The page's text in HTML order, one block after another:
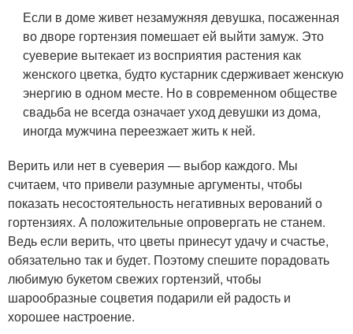
Если в доме живет незамужняя девушка, посаженная
во дворе гортензия помешает ей выйти замуж. Это
суеверие вытекает из восприятия растения как
женского цветка, будто кустарник сдерживает женскую
энергию в одном месте. Но в современном обществе
свадьба не всегда означает уход девушки из дома,
иногда мужчина переезжает жить к ней.
Верить или нет в суеверия — выбор каждого. Мы
считаем, что привели разумные аргументы, чтобы
показать несостоятельность негативных верований о
гортензиях. А положительные опровергать не станем.
Ведь если верить, что цветы принесут удачу и счастье,
обязательно так и будет. Поэтому спешите порадовать
любимую букетом свежих гортензий, чтобы
шарообразные соцветия подарили ей радость и
хорошее настроение.